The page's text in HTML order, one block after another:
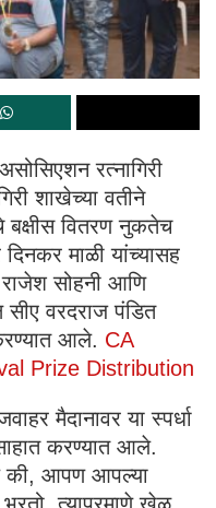
रत्नागिरी
शाखेच्या वतीने
बक्षीस वितरण नुकतेच
माळी यांच्यासह
सोहनी आणि
वरदराज पंडित
आले. CA
Prize Distribution
मैदानावर या स्पर्धा
करण्यात आले.
की, आपण आपल्या
त्याप्रमाणे खेळ,